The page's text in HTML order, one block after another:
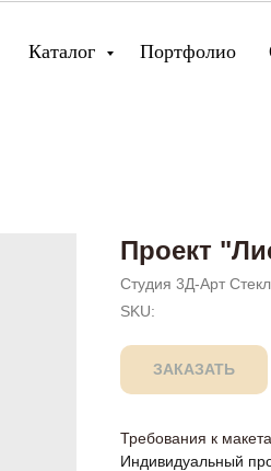
Каталог Портфолио
Проект
Студия 3Д-Арт
SKU:
ЗАКАЗАТЬ
Требования к
Индивидуальный